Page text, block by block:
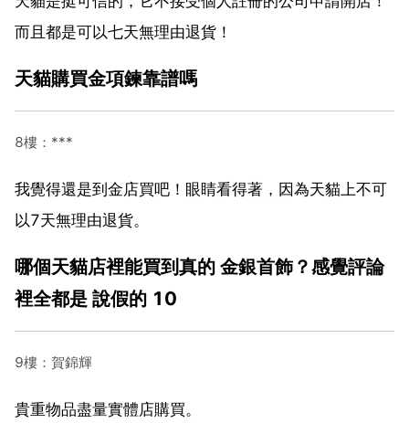
而且都是可以七天無理由退貨！
天貓購買金項鍊靠譜嗎
8樓：***
我覺得還是到金店買吧！眼睛看得著，因為天貓上不可
以7天無理由退貨。
哪個天貓店裡能買到真的 金銀首飾？感覺評論
裡全都是 說假的 10
9樓：賀錦輝
貴重物品盡量實體店購買。